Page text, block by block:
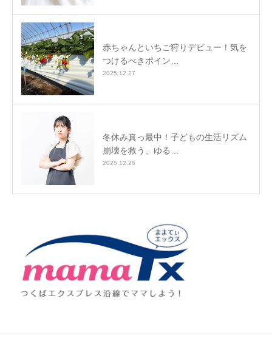
赤ちゃんといちご狩りデビュー！気を
つけるべきポイン…
2025.12.27
冬休み真っ最中！子どもの生活リズム
崩壊を救う、ゆる…
2025.12.26